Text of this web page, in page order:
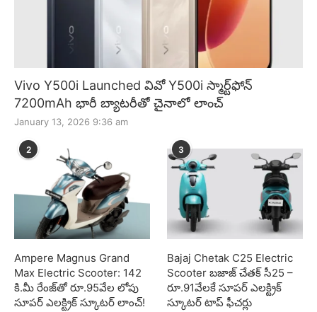
Vivo Y500i Launched వివో Y500i స్మార్ట్‌ఫోన్
7200mAh భారీ బ్యాటరీతో చైనాలో లాంచ్
January 13, 2026 9:36 am
2
Ampere Magnus Grand
Max Electric Scooter: 142
కి.మీ రేంజ్‌తో రూ.95వేల లోపు
సూపర్ ఎలక్ట్రిక్ స్కూటర్ లాంచ్!
3
Bajaj Chetak C25 Electric
Scooter బజాజ్ చేతక్ సీ25 –
రూ.91వేలకే సూపర్ ఎలక్ట్రిక్
స్కూటర్ టాప్ ఫీచర్లు